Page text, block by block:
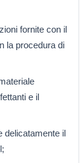
fornite con il
la procedura di
e il
delicatamente il